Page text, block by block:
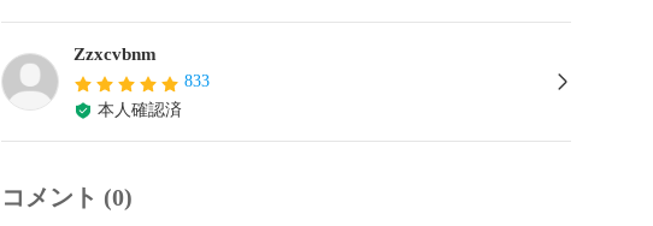
Zzxcvbnm
833
本人確認済
コメント (0)